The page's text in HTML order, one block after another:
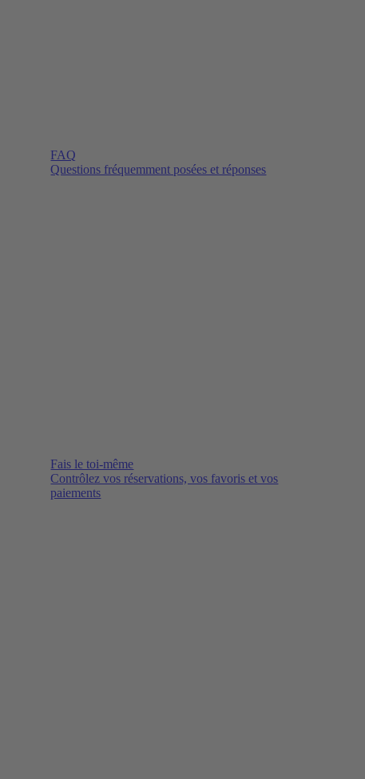
FAQ
Questions fréquemment posées et réponses
Fais le toi-même
Contrôlez vos réservations, vos favoris et vos
paiements